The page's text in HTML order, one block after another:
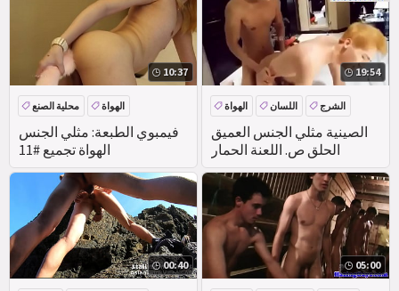
10:37
فيمبوي الطبعة: مثلي الجنس
الهواة تجميع #11
محلية الصنع الهواة
19:54
الصينية مثلي الجنس العميق
الحلق ص. اللعنة الحمار
الهواة اللسان الشرج
00:40 05:00